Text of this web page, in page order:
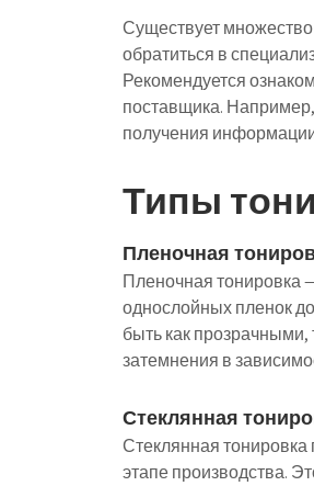
Существует
обратиться в
Рекомендуется
поставщика.
получения
Типы
Пленочная
Пленочная тонировка
однослойных пленок
быть как
затемнения в
Стеклянная
Стеклянная тонировка
этапе производства.